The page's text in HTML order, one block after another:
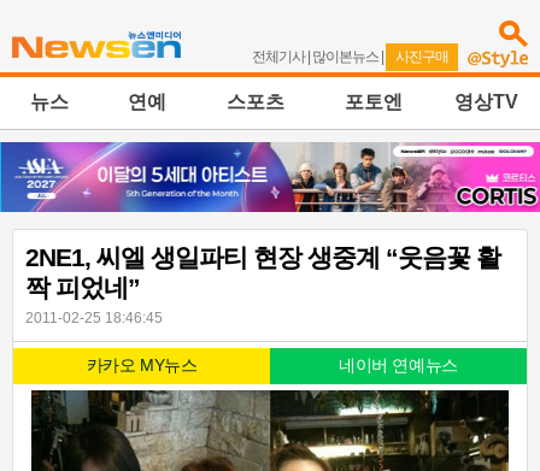
전체기사| 많이본뉴스 | 사진구매
뉴스 연예 스포츠 포토엔 영상TV
2NE1, 씨엘 생일파티 현장 생중계 “웃음꽃 활
짝 피었네”
2011-02-25 18:46:45
카카오 MY뉴스 네이버 연예뉴스